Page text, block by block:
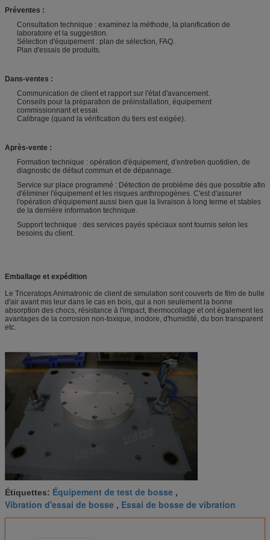
Préventes :
Consultation technique : examinez la méthode, la planification de
laboratoire et la suggestion.
Sélection d'équipement : plan de sélection, FAQ.
Plan d'essais de produits.
Dans-ventes :
Communication de client et rapport sur l'état d'avancement.
Conseils pour la préparation de préinstallation, équipement
commissionnant et essai.
Calibrage (quand la vérification du tiers est exigée).
Après-vente :
Formation technique : opération d'équipement, d'entretien quotidien, de
diagnostic de défaut commun et de dépannage.
Service sur place programmé : Détection de problème dès que possible afin
d'éliminer l'équipement et les risques anthropogènes. C'est d'assurer
l'opération d'équipement aussi bien que la livraison à long terme et stables
de la dernière information technique.
Support technique : des services payés spéciaux sont fournis selon les
besoins du client.
Emballage et expédition
Le Triceratops Animatronic de client de simulation sont couverts de film de bulle
d'air avant mis leur dans le cas en bois, qui a non seulement la bonne
absorption des chocs, résistance à l'impact, thermocollage et ont également les
avantages de la corrosion non-toxique, inodore, d'humidité, du bon transparent
etc.
Étiquettes: Équipement de test de bosse ,
Vibration d'essai de bosse , Essai de bosse de vibration